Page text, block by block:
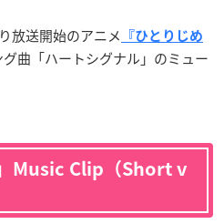
放送開始のアニメ
『ひとりじめ
曲「ハートシグナル」のミュー
Music Clip（Short v